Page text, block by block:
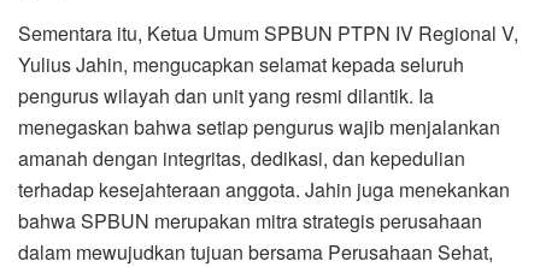
Sementara itu, Ketua Umum SPBUN PTPN IV Regional V,
Yulius Jahin, mengucapkan selamat kepada seluruh
pengurus wilayah dan unit yang resmi dilantik. Ia
menegaskan bahwa setiap pengurus wajib menjalankan
amanah dengan integritas, dedikasi, dan kepedulian
terhadap kesejahteraan anggota. Jahin juga menekankan
bahwa SPBUN merupakan mitra strategis perusahaan
dalam mewujudkan tujuan bersama Perusahaan Sehat,